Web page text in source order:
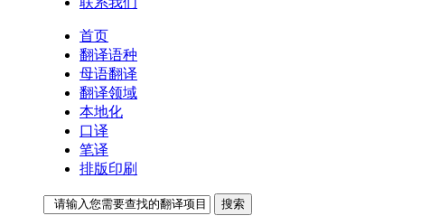
首页
翻译语种
母语翻译
翻译领域
本地化
口译
笔译
排版印刷